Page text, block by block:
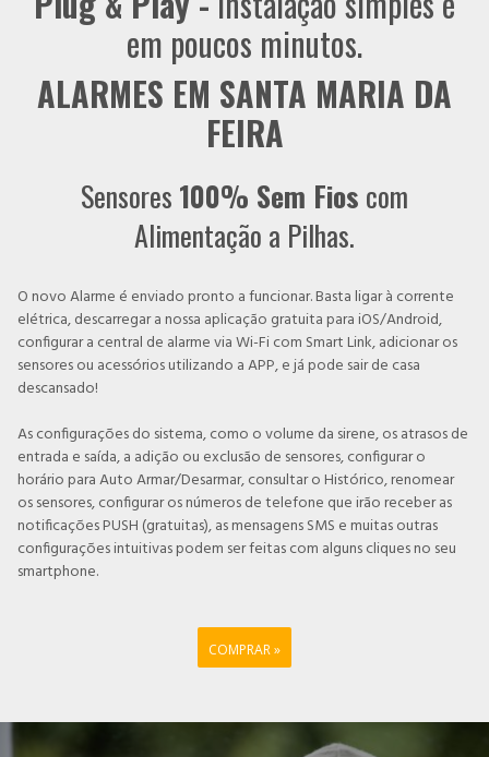
em poucos minutos.
ALARMES EM SANTA MARIA DA
FEIRA
Sensores 100% Sem Fios com
Alimentação a Pilhas.
O novo Alarme é enviado pronto a funcionar. Basta ligar à corrente
elétrica, descarregar a nossa aplicação gratuita para iOS/Android,
configurar a central de alarme via Wi-Fi com Smart Link, adicionar os
sensores ou acessórios utilizando a APP, e já pode sair de casa
descansado!
As configurações do sistema, como o volume da sirene, os atrasos de
entrada e saída, a adição ou exclusão de sensores, configurar o
horário para Auto Armar/Desarmar, consultar o Histórico, renomear
os sensores, configurar os números de telefone que irão receber as
notificações PUSH (gratuitas), as mensagens SMS e muitas outras
configurações intuitivas podem ser feitas com alguns cliques no seu
smartphone.
COMPRAR »